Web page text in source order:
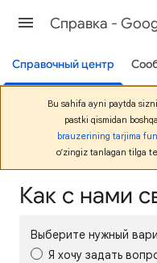
Cправка -
Справочный центр
Bu sahifa ayni paytda
pastki qismidan
brauzerining tarjima
o‘zingiz tanlagan tilga
Как с нами
Выберите нужный
Я хочу задать